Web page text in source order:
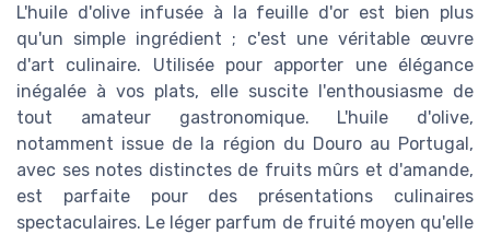
L'huile d'olive infusée à la feuille d'or est bien plus
qu'un simple ingrédient ; c'est une véritable œuvre
d'art culinaire. Utilisée pour apporter une élégance
inégalée à vos plats, elle suscite l'enthousiasme de
tout amateur gastronomique. L'huile d'olive,
notamment issue de la région du Douro au Portugal,
avec ses notes distinctes de fruits mûrs et d'amande,
est parfaite pour des présentations culinaires
spectaculaires. Le léger parfum de fruité moyen qu'elle